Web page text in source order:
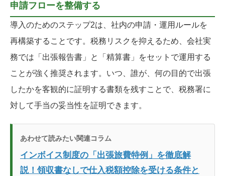
申請フローを整備する
導入のためのステップ2は、社内の申請・運用ルールを
再構築することです。税務リスクを抑えるため、会社実
務では「出張報告書」と「精算書」をセットで運用する
ことが強く推奨されます。いつ、誰が、何の目的で出張
したかを客観的に証明する書類を残すことで、税務署に
対して手当の妥当性を証明できます。
あわせて読みたい関連コラム
インボイス制度の「出張旅費特例」を徹底解
説！領収書なしで仕入税額控除を受ける条件と